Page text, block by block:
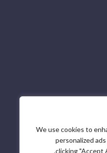
We use cookies to
personalized
clicking "Accept